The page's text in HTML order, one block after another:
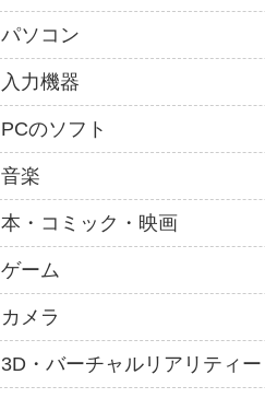
パソコン
入力機器
PCのソフト
音楽
本・コミック・映画
ゲーム
カメラ
3D・バーチャルリアリティー